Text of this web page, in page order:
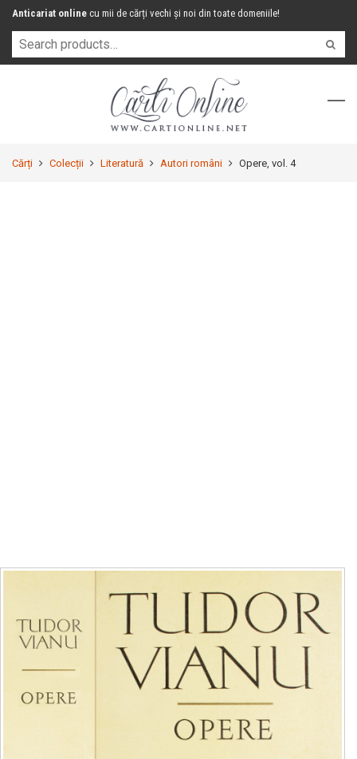
Anticariat online cu mii de cărți vechi și noi din toate domeniile!
Cărți Colecții Literatură Autori români Opere, vol. 4